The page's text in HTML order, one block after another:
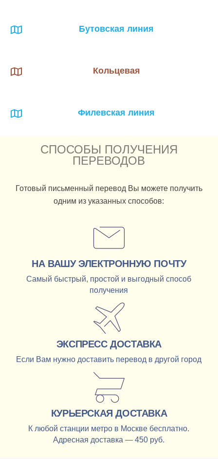
Бутовская линия
Кольцевая
Филевская линия
СПОСОБЫ ПОЛУЧЕНИЯ
ПЕРЕВОДОВ
Готовый письменный перевод Вы можете получить
одним из указанных способов:
НА ВАШУ ЭЛЕКТРОННУЮ ПОЧТУ
Самый быстрый, простой и выгодный способ
получения
ЭКСПРЕСС ДОСТАВКА
Если Вам нужно доставить перевод в другой город
КУРЬЕРСКАЯ ДОСТАВКА
К любой станции метро в Москве бесплатно.
Адресная доставка — 450 руб.